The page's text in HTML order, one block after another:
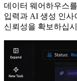
데이터 웨어하우스
입력과 AI 생성 인사
신뢰성을 확보하십